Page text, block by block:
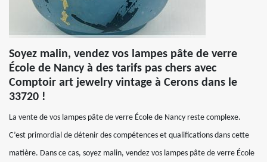
Soyez malin, vendez vos lampes pâte de verre
École de Nancy à des tarifs pas chers avec
Comptoir art jewelry vintage à Cerons dans le
33720 !
La vente de vos lampes pâte de verre École de Nancy reste complexe.
C’est primordial de détenir des compétences et qualifications dans cette
matière. Dans ce cas, soyez malin, vendez vos lampes pâte de verre École